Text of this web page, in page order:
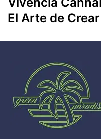
El Arte de